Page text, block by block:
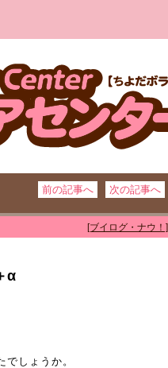
前の記事へ 次の記事へ
[ブイログ・ナウ！]
α
しょうか。